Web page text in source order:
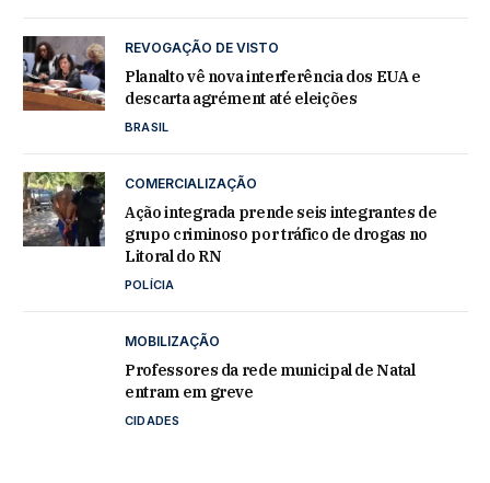
REVOGAÇÃO DE VISTO
Planalto vê nova interferência dos EUA e
descarta agrément até eleições
BRASIL
COMERCIALIZAÇÃO
Ação integrada prende seis integrantes de
grupo criminoso por tráfico de drogas no
Litoral do RN
POLÍCIA
MOBILIZAÇÃO
Professores da rede municipal de Natal
entram em greve
CIDADES